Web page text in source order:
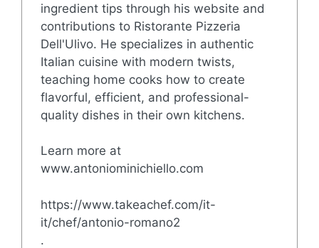
ingredient tips through his website and
contributions to Ristorante Pizzeria
Dell'Ulivo. He specializes in authentic
Italian cuisine with modern twists,
teaching home cooks how to create
flavorful, efficient, and professional-
quality dishes in their own kitchens.
Learn more at
www.antoniominichiello.com
https://www.takeachef.com/it-
it/chef/antonio-romano2
.